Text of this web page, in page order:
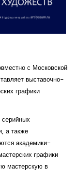
с Московской
выставочно-
графики
а также
академики-
графики
мастерскую в